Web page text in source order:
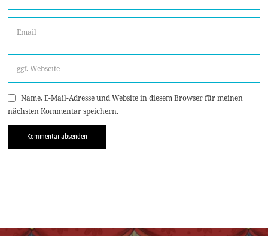
Name, E-Mail-Adresse und Website in diesem Browser für meinen
nächsten Kommentar speichern.